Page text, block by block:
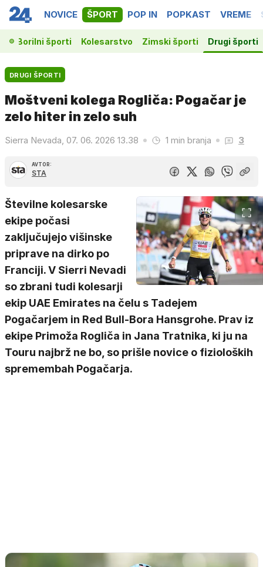
NOVICE ŠPORT POP IN POPKAST VREME
Borilni športi Kolesarstvo Zimski športi Drugi športi
DRUGI ŠPORTI
Moštveni kolega Rogliča: Pogačar je
zelo hiter in zelo suh
Sierra Nevada, 07. 06. 2026 13.38 1 min branja 3
AVTOR:
STA
Številne kolesarske
ekipe počasi
zaključujejo višinske
priprave na dirko po
Franciji. V Sierri Nevadi
so zbrani tudi kolesarji
ekip UAE Emirates na čelu s Tadejem
Pogačarjem in Red Bull-Bora Hansgrohe. Prav iz
ekipe Primoža Rogliča in Jana Tratnika, ki ju na
Touru najbrž ne bo, so prišle novice o fizioloških
spremembah Pogačarja.